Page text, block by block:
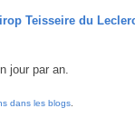
Teisseire du
jour par an.
dans les blogs